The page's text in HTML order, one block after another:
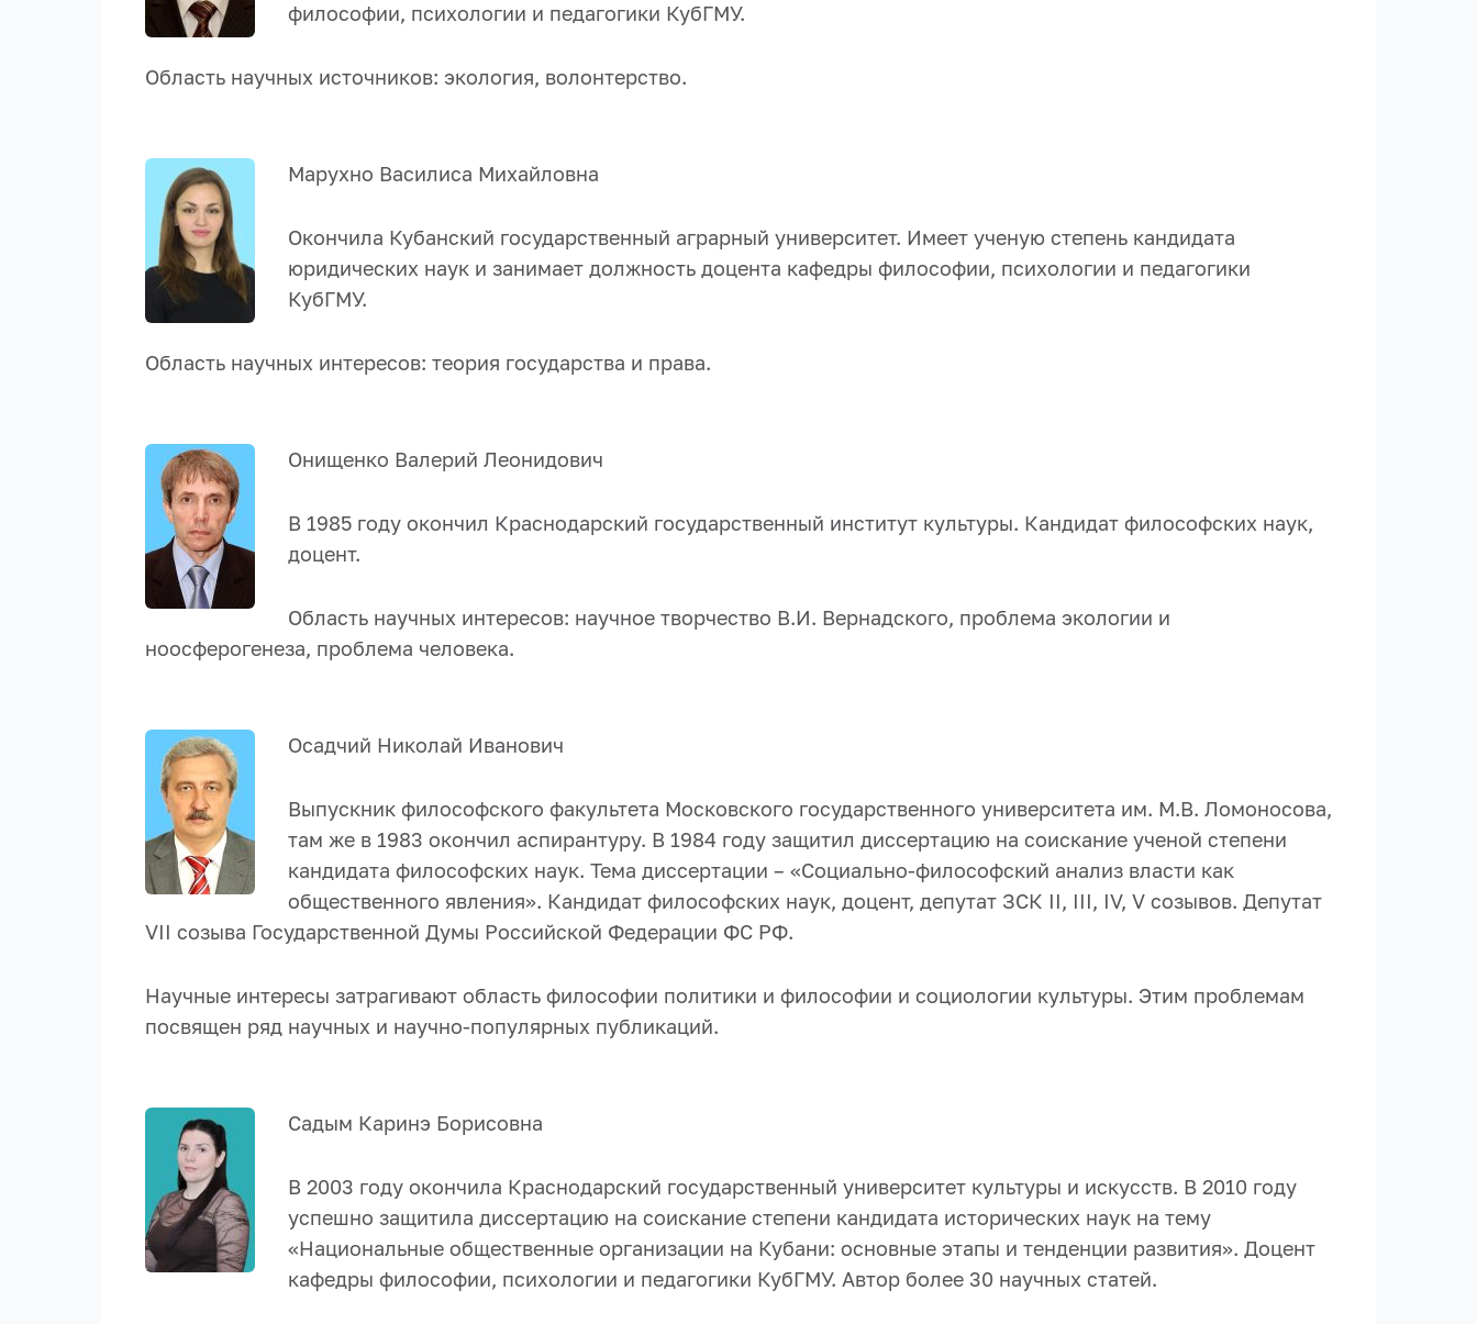
философии, психологии и педагогики КубГМУ.
Область научных источников: экология, волонтерство.
Марухно Василиса Михайловна
Окончила Кубанский государственный аграрный университет. Имеет ученую степень кандидата
юридических наук и занимает должность доцента кафедры философии, психологии и педагогики
КубГМУ.
Область научных интересов: теория государства и права.
Онищенко Валерий Леонидович
В 1985 году окончил Краснодарский государственный институт культуры. Кандидат философских наук,
доцент.
Область научных интересов: научное творчество В.И. Вернадского, проблема экологии и
ноосферогенеза, проблема человека.
Осадчий Николай Иванович
Выпускник философского факультета Московского государственного университета им. М.В. Ломоносова,
там же в 1983 окончил аспирантуру. В 1984 году защитил диссертацию на соискание ученой степени
кандидата философских наук. Тема диссертации – «Социально-философский анализ власти как
общественного явления». Кандидат философских наук, доцент, депутат ЗСК II, III, IV, V созывов. Депутат
VII созыва Государственной Думы Российской Федерации ФС РФ.
Научные интересы затрагивают область философии политики и философии и социологии культуры. Этим проблемам
посвящен ряд научных и научно-популярных публикаций.
Садым Каринэ Борисовна
В 2003 году окончила Краснодарский государственный университет культуры и искусств. В 2010 году
успешно защитила диссертацию на соискание степени кандидата исторических наук на тему
«Национальные общественные организации на Кубани: основные этапы и тенденции развития». Доцент
кафедры философии, психологии и педагогики КубГМУ. Автор более 30 научных статей.